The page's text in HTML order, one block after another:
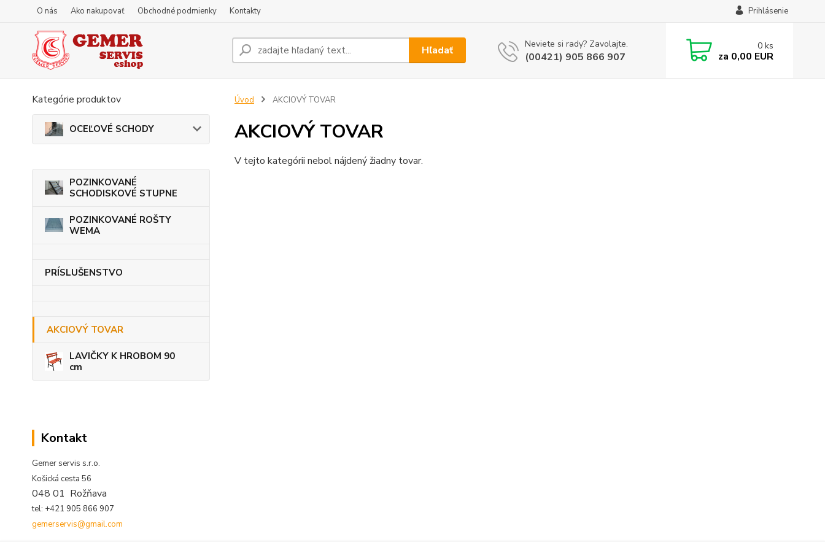
O nás Ako nakupovať Obchodné podmienky Kontakty Prihlásenie
Hľadať Neviete si rady? Zavolajte.
(00421) 905 866 907
0 ks
za 0,00 EUR
Kategórie produktov
OCEĽOVÉ SCHODY
POZINKOVANÉ
SCHODISKOVÉ STUPNE
POZINKOVANÉ ROŠTY
WEMA
PRÍSLUŠENSTVO
AKCIOVÝ TOVAR
LAVIČKY K HROBOM 90
cm
Kontakt
Gemer servis s.r.o.
Košická cesta 56
048 01 Rožňava
tel: +421 905 866 907
gemerservis@gmail.com
Úvod AKCIOVÝ TOVAR
AKCIOVÝ TOVAR
V tejto kategórii nebol nájdený žiadny tovar.